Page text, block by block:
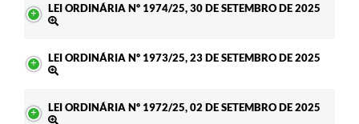
LEI ORDINÁRIA Nº 1974/25, 30 DE SETEMBRO DE 2025
LEI ORDINÁRIA Nº 1973/25, 23 DE SETEMBRO DE 2025
LEI ORDINÁRIA Nº 1972/25, 02 DE SETEMBRO DE 2025